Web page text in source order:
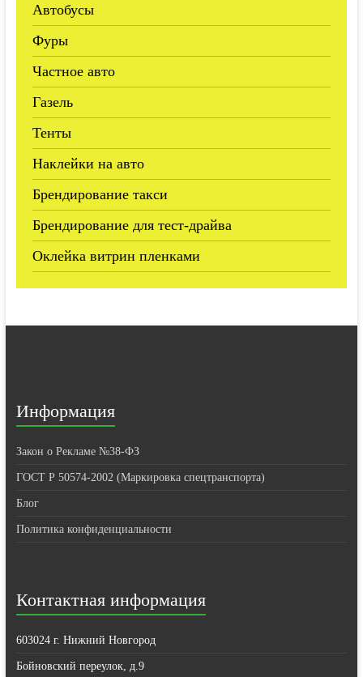
Автобусы
Фуры
Частное авто
Газель
Тенты
Наклейки на авто
Брендирование такси
Брендирование для тест-драйва
Оклейка витрин пленками
Информация
Закон о Рекламе №38-ФЗ
ГОСТ Р 50574-2002 (Маркировка спецтранспорта)
Блог
Политика конфиденциальности
Контактная информация
603024 г. Нижний Новгород
Бойновский переулок, д.9